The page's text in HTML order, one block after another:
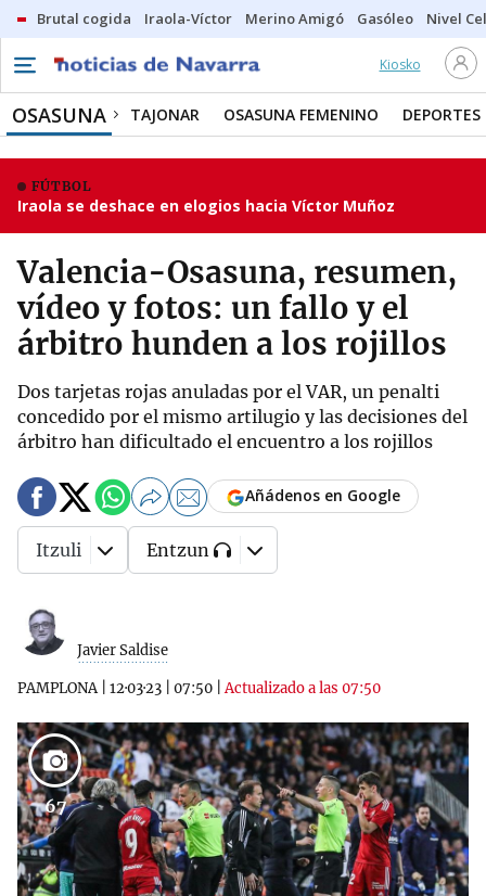
Brutal cogida Iraola-Víctor Merino Amigó Gasóleo Nivel
Kiosko
OSASUNA TAJONAR OSASUNA FEMENINO DEPORTES
FÚTBOL
Iraola se deshace en elogios hacia Víctor Muñoz
Valencia-Osasuna, resumen,
vídeo y fotos: un fallo y el
árbitro hunden a los rojillos
Dos tarjetas rojas anuladas por el VAR, un penalti
concedido por el mismo artilugio y las decisiones del
árbitro han dificultado el encuentro a los rojillos
Javier Saldise
PAMPLONA| 12·03·23 07:50 |Actualizado a las 07:50
Añádenos en Google
Itzuli Entzun
67